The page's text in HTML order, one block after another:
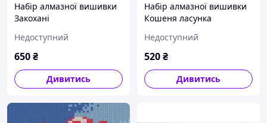
Набір алмазної вишивки
Закохані
Недоступний
650₴
Дивитись
Набір алмазної вишивки
Кошеня ласунка
Недоступний
520₴
Дивитись